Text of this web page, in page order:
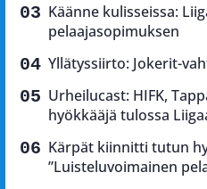
Käänne kulisseissa:
pelaajasopimuksen
Yllätyssiirto: Jokerit-
Urheilucast: HIFK,
hyökkääjä tulossa
Kärpät kiinnitti tutun
”Luisteluvoimainen